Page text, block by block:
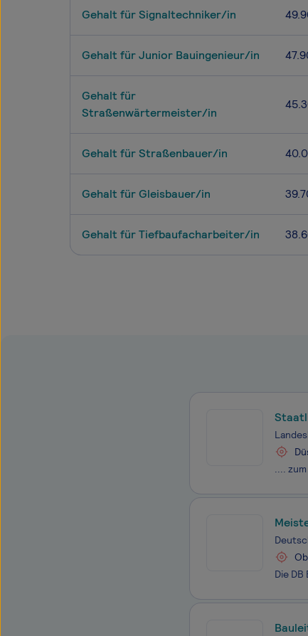
Gehalt für Signaltechniker/in
Gehalt für Junior Bauingenieur/in
Gehalt für
Straßenwärtermeister/in
Gehalt für Straßenbauer/in
Gehalt für Gleisbauer/in
Gehalt für Tiefbaufacharbeiter/in
Staatlich geprüfte*r
für